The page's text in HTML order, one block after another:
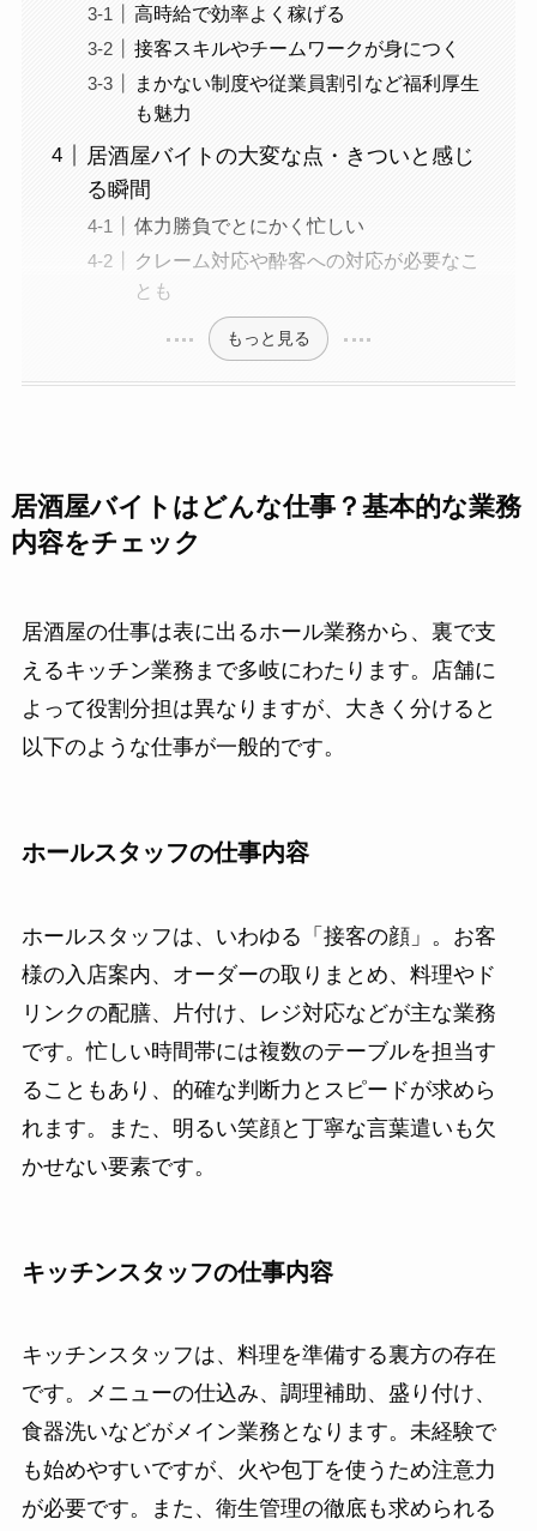
高時給で効率よく稼げる
接客スキルやチームワークが身につく
まかない制度や従業員割引など福利厚生
も魅力
居酒屋バイトの大変な点・きついと感じ
る瞬間
体力勝負でとにかく忙しい
クレーム対応や酔客への対応が必要なこ
とも
もっと見る
居酒屋バイトはどんな仕事？基本的な業務
内容をチェック
居酒屋の仕事は表に出るホール業務から、裏で支
えるキッチン業務まで多岐にわたります。店舗に
よって役割分担は異なりますが、大きく分けると
以下のような仕事が一般的です。
ホールスタッフの仕事内容
ホールスタッフは、いわゆる「接客の顔」。お客
様の入店案内、オーダーの取りまとめ、料理やド
リンクの配膳、片付け、レジ対応などが主な業務
です。忙しい時間帯には複数のテーブルを担当す
ることもあり、的確な判断力とスピードが求めら
れます。また、明るい笑顔と丁寧な言葉遣いも欠
かせない要素です。
キッチンスタッフの仕事内容
キッチンスタッフは、料理を準備する裏方の存在
です。メニューの仕込み、調理補助、盛り付け、
食器洗いなどがメイン業務となります。未経験で
も始めやすいですが、火や包丁を使うため注意力
が必要です。また、衛生管理の徹底も求められる